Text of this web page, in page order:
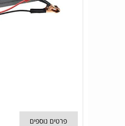
פרטים נוספים